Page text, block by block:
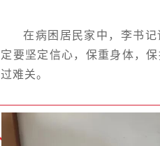
在病困居民家中，李书
定要坚定信心，保重身体，
过难关。